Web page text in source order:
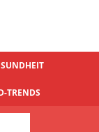
TRENDS